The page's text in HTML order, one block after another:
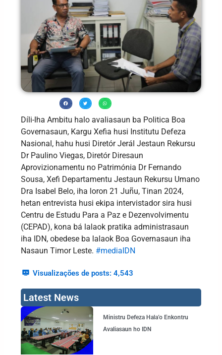
Díli-Iha Ambitu halo avaliasaun ba Politica Boa
Governasaun, Kargu Xefia husi Institutu Defeza
Nasional, hahu husi Diretór Jerál Jestaun Rekursu
Dr Paulino Viegas, Diretór Diresaun
Aprovizionamentu no Patrimónia Dr Fernando
Sousa, Xefi Departamentu Jestaun Rekursu Umano
Dra Isabel Belo, iha loron 21 Juñu, Tinan 2024,
hetan entrevista husi ekipa intervistador sira husi
Centru de Estudu Para a Paz e Dezenvolvimentu
(CEPAD), kona bá lalaok pratika administrasaun
iha IDN, obedese ba lalaok Boa Governasaun iha
Nasaun Timor Leste. #mediaIDN
Visualizações de posts: 4,543
Latest News
Ministru Defeza Hala’o Enkontru
Avaliasaun ho IDN
Page